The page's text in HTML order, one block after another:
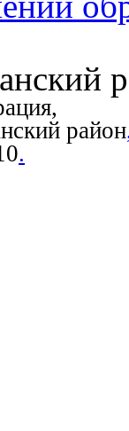
район
.